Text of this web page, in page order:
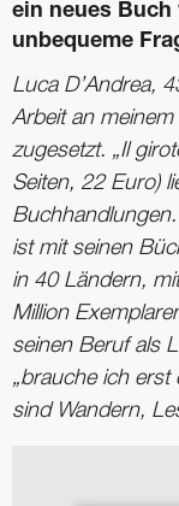
ein neues
unbequeme
Luca D’Andrea,
Arbeit an meinem
zugesetzt. „Il
Seiten, 22 Euro)
Buchhandlungen.
ist mit seinen
in 40 Ländern,
Million
seinen Beruf als
„brauche ich erst
sind Wandern,